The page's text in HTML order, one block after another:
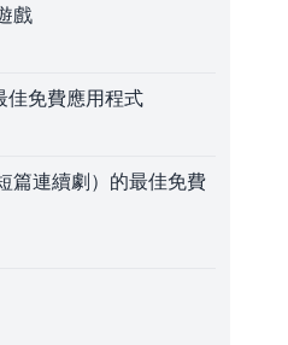
戲
免費應用程式
篇連續劇）的最佳免費